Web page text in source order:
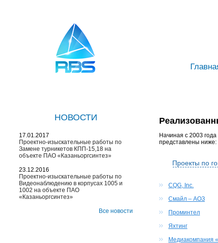
НОВОСТИ
17.01.2017
Проектно-изыскательные работы по
Замене турникетов КПП-15,18 на
объекте ПАО «Казаньоргсинтез»
23.12.2016
Проектно-изыскательные работы по
Видеонаблюдению в корпусах 1005 и
1002 на объекте ПАО
«Казаньоргсинтез»
Все новости
Начиная с 2003
представлены ниже:
Проекты по
CQG, Inc.
Смайл – АОЗ
Проминтел
Яхтинг
Медиакомпания